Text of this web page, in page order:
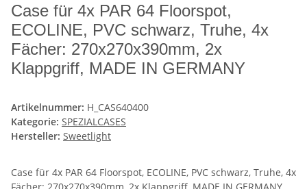
Case für 4x PAR 64 Floorspot,
ECOLINE, PVC schwarz, Truhe, 4x
Fächer: 270x270x390mm, 2x
Klappgriff, MADE IN GERMANY
Artikelnummer: H_CAS640400
Kategorie: SPEZIALCASES
Hersteller: Sweetlight
Case für 4x PAR 64 Floorspot, ECOLINE, PVC schwarz, Truhe, 4x